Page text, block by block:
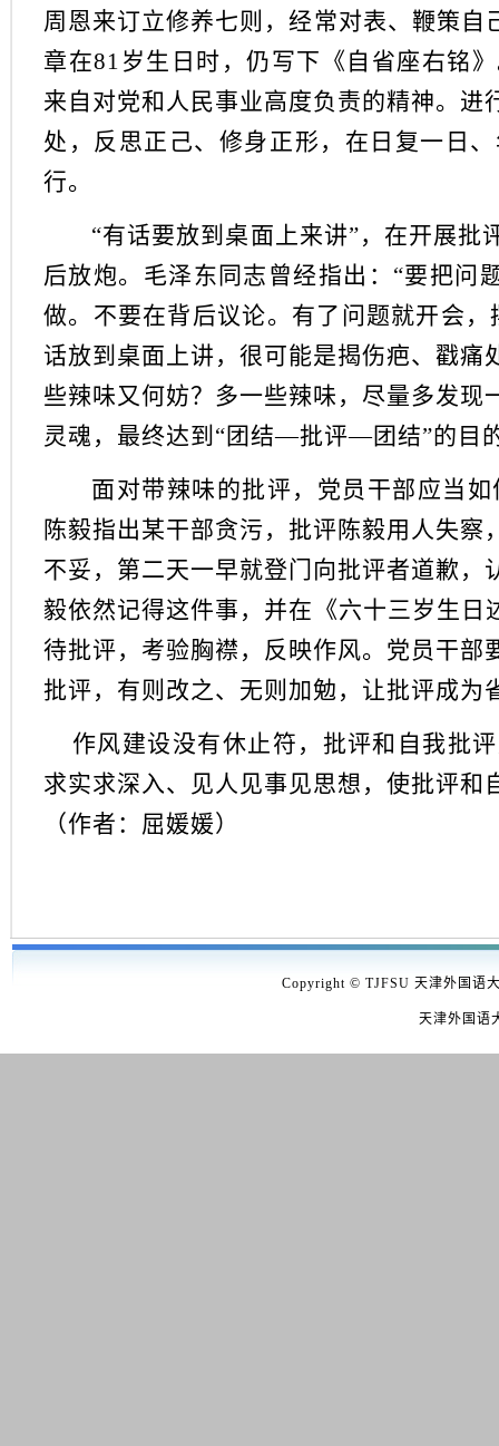
周恩来订立修养七则，经常对表、鞭策
章在81岁生日时，仍写下《自省座右铭
来自对党和人民事业高度负责的精神。
处，反思正己、修身正形，在日复一日
行。
“有话要放到桌面上来讲”，在开展
后放炮。毛泽东同志曾经指出：“要把问
做。不要在背后议论。有了问题就开会
话放到桌面上讲，很可能是揭伤疤、戳
些辣味又何妨？多一些辣味，尽量多发
灵魂，最终达到“团结—批评—团结”的目
面对带辣味的批评，党员干部应当
陈毅指出某干部贪污，批评陈毅用人失
不妥，第二天一早就登门向批评者道歉
毅依然记得这件事，并在《六十三岁生
待批评，考验胸襟，反映作风。党员干
批评，有则改之、无则加勉，让批评成
作风建设没有休止符，批评和自我批
求实求深入、见人见事见思想，使批评
（作者：屈媛媛）
Copyright © TJFSU 天津外国语
天津外国语